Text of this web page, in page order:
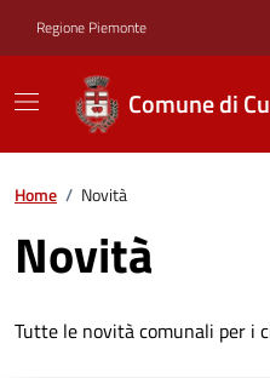
Regione Piemonte
Comune di
Home / Novità
Novità
Tutte le novità comunali per i